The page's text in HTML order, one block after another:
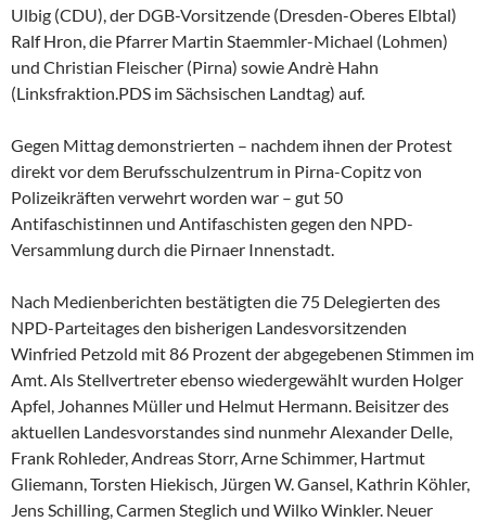
Ulbig (CDU), der DGB-Vorsitzende (Dresden-Oberes Elbtal)
Ralf Hron, die Pfarrer Martin Staemmler-Michael (Lohmen)
und Christian Fleischer (Pirna) sowie Andrè Hahn
(Linksfraktion.PDS im Sächsischen Landtag) auf.
Gegen Mittag demonstrierten – nachdem ihnen der Protest
direkt vor dem Berufsschulzentrum in Pirna-Copitz von
Polizeikräften verwehrt worden war – gut 50
Antifaschistinnen und Antifaschisten gegen den NPD-
Versammlung durch die Pirnaer Innenstadt.
Nach Medienberichten bestätigten die 75 Delegierten des
NPD-Parteitages den bisherigen Landesvorsitzenden
Winfried Petzold mit 86 Prozent der abgegebenen Stimmen im
Amt. Als Stellvertreter ebenso wiedergewählt wurden Holger
Apfel, Johannes Müller und Helmut Hermann. Beisitzer des
aktuellen Landesvorstandes sind nunmehr Alexander Delle,
Frank Rohleder, Andreas Storr, Arne Schimmer, Hartmut
Gliemann, Torsten Hiekisch, Jürgen W. Gansel, Kathrin Köhler,
Jens Schilling, Carmen Steglich und Wilko Winkler. Neuer